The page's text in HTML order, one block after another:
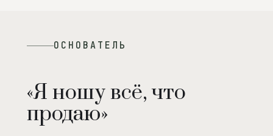
ОСНОВАТЕЛЬ
«Я ношу всё, что
продаю»